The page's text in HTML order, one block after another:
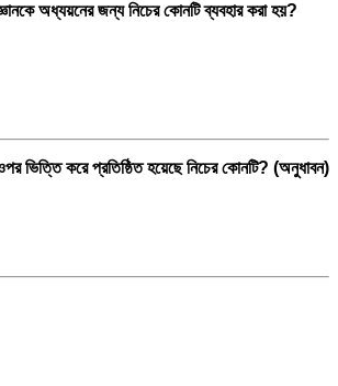
অধ্যয়নের জন্য নিচের কোনটি ব্যবহার করা হয়?
ভিত্তি করে প্রতিষ্ঠিত হয়েছে নিচের কোনটি? (অনুধাবন)